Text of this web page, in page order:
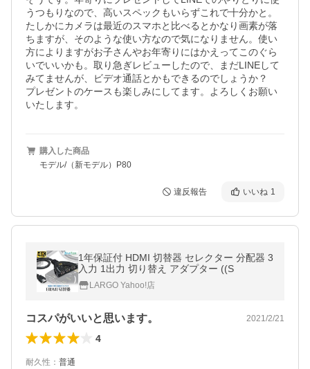
うつもりなので、高いスペックもいらずこれで十分かと。
たしかにカメラは最近のスマホと比べるとかなり画素が落
ちますが、そのような使い方なので気になりません。使い
方によりますがお子さんやお年寄りにはかえってこのぐら
いでいいかも。取り急ぎレビューしたので、まだLINEして
みてませんが、ビデオ通話とかもできるのでしょうか？
プレゼントのケースも楽しみにしてます。よろしくお願い
いたします。
購入した商品
モデル/（新モデル）P80
違反報告 いいね 1
1年保証付 HDMI 切替器 セレクター 分配器 3
入力 1出力 切り替え アダプター ((S
LARGO Yahoo!店
コスパがいいと思います。 2021/2/21
4
耐久性 ： 普通